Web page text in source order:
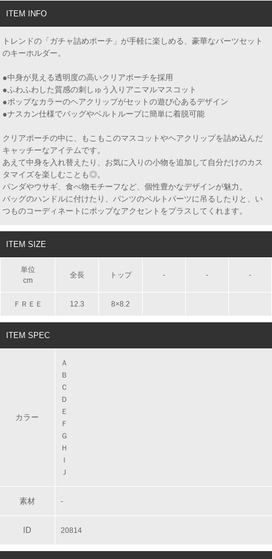
ITEM INFO
トレンドの「ガチャ詰めポーチ」が手軽に楽しめる、豪華なパーツセット
のキーホルダー。
●中身が見える透明度の高いクリアポーチを採用
●ふわふわした質感の刺しゅう入りアニマルマスコット
●ポップなカラーのヘアクリップがセットの遊び心あるデザイン
●ナスカン仕様でバッグやベルトループに簡単に着脱可能
クリアポーチの中に、もこもこのマスコットやヘアクリップを詰め込んだ
キャッチーなアイテムです。
あえて中身を入れ替えたり、お気に入りの小物を追加して自分だけのカス
タマイズを楽しむことも◎。
パンダやウサギ、食べ物モチーフなど、個性豊かなデザインが魅力。
バッグのハンドルに付けたり、パンツのベルトパーツに吊るしたりと、い
つものコーディネートにポップなアクセントをプラスしてくれます。
ITEM SIZE
単位
cm
全長 トップ - - -
ＦＲＥＥ 12.3 8×8.2
ITEM SPEC
カラー
Ａ
Ｂ
Ｃ
Ｄ
Ｅ
Ｆ
Ｇ
Ｈ
Ｉ
Ｊ
素材 -
ID 20814